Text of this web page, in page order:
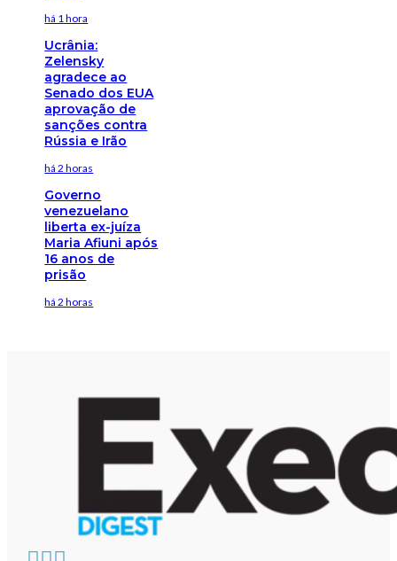
há 1 hora
Ucrânia:
Zelensky
agradece ao
Senado dos EUA
aprovação de
sanções contra
Rússia e Irão
há 2 horas
Governo
venezuelano
liberta ex-juíza
Maria Afiuni após
16 anos de
prisão
há 2 horas